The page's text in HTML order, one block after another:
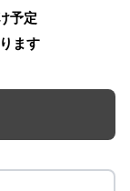
予定
ます